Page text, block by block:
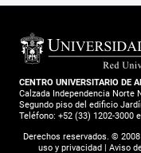
CENTRO UNIVERSITARIO DE
Calzada Independencia Norte
Segundo piso del edificio
Teléfono: +52 (33) 1202-3000
Derechos reservados. ©
uso y privacidad
Aviso